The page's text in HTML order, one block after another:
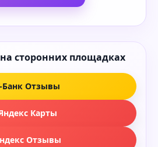
сторонних площадках
Банк Отзывы
Карты
Отзывы